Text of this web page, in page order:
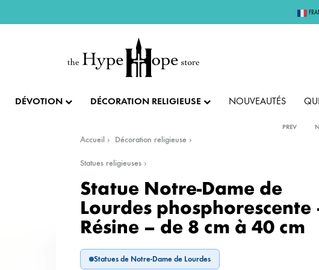
AUTRES BIJOUX
BAGUES
BRACELETS
DÉVOTION
💝 SAINT VALENTIN
✝️ PÂQUES ET SEMAINE SAINTE
CADEAU DE BAPTÊME
CADEAU DE COMMUNION
CADEAU DE CONFIRMATION
DÉCORATION RELIGIEUSE NOUVEAUTÉS
Accueil Décoration religieuse
Statues religieuses
PREV
Statue Notre-Dame de
Lourdes phosphorescente
Résine – de 8 cm à 40 cm
Statues de Notre-Dame de Lourdes